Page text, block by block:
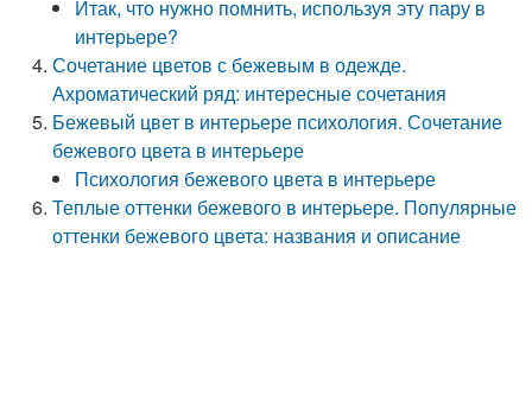
Итак, что нужно помнить, используя эту пару в
интерьере?
Сочетание цветов с бежевым в одежде.
Ахроматический ряд: интересные сочетания
Бежевый цвет в интерьере психология. Сочетание
бежевого цвета в интерьере
Психология бежевого цвета в интерьере
Теплые оттенки бежевого в интерьере. Популярные
оттенки бежевого цвета: названия и описание